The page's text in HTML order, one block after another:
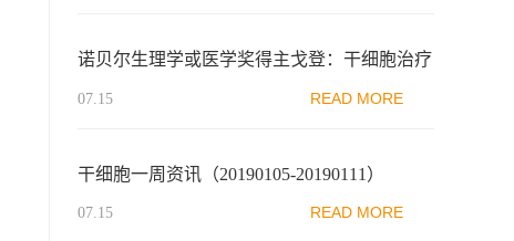
诺贝尔生理学或医学奖得主戈登：干细胞治疗
路急不得
07.15 READ MORE
干细胞一周资讯（20190105-20190111）
07.15 READ MORE